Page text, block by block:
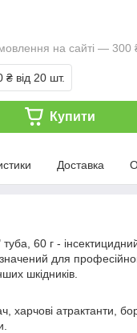
на сайті — 300
₴ від 20 шт.
Купити
Доставка
60 г -
для
шкідників.
харчові атрактанти,